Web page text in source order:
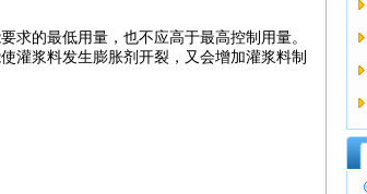
要求的最低用量，也不应高于最高控制用量。
灌浆料发生膨胀剂开裂，又会增加灌浆料制